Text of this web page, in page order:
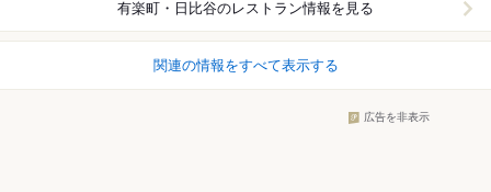
有楽町・日比谷のレストラン情報を見る
関連の情報をすべて表示する
広告を非表示